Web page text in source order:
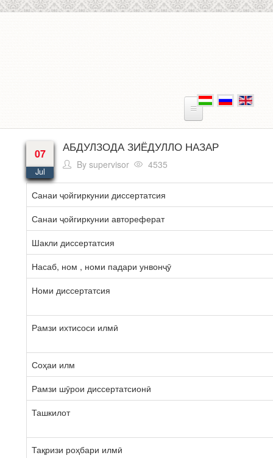
07
Jul
АБДУЛЗОДА ЗИЁДУЛЛО НАЗАР
Bysupervisor 4535
Санаи ҷойгиркунии диссертатсия
Санаи ҷойгиркунии автореферат
Шакли диссертатсия
Насаб, ном , номи падари унвонҷӯ
Номи диссертатсия
Рамзи ихтисоси илмӣ
Соҳаи илм
Рамзи шӯрои диссертатсионӣ
Ташкилот
Тақризи роҳбари илмӣ